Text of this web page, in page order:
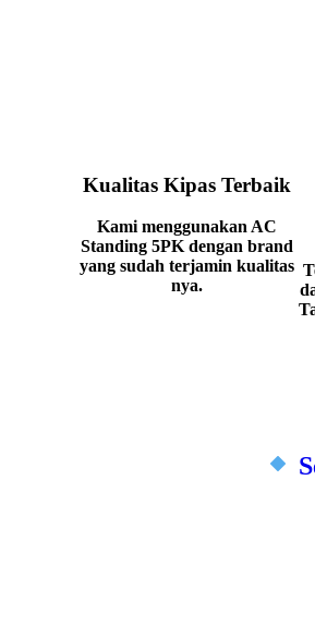
Kualitas Kipas Terbaik
Kami menggunakan AC
Standing 5PK dengan brand
yang sudah terjamin kualitas
nya.